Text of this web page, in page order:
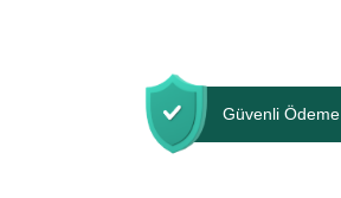
Güvenli Ödeme